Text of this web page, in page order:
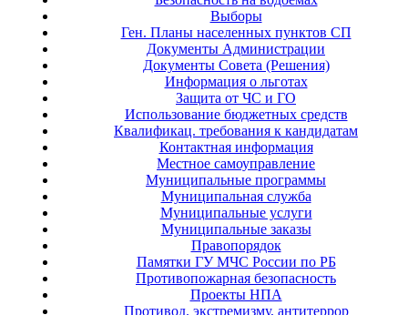
Выборы
Ген. Планы населенных пунктов СП
Документы Администрации
Документы Совета (Решения)
Информация о льготах
Защита от ЧС и ГО
Использование бюджетных средств
Квалификац. требования к кандидатам
Контактная информация
Местное самоуправление
Муниципальные программы
Муниципальная служба
Муниципальные услуги
Муниципальные заказы
Правопорядок
Памятки ГУ МЧС России по РБ
Противопожарная безопасность
Проекты НПА
Противод. экстремизму, антитеррор